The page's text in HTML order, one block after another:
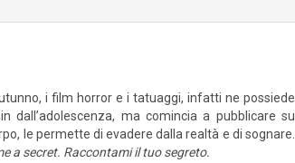
i film horror e i tatuaggi, infatti ne possiede
dall’adolescenza, ma comincia a pubblicare su
le permette di evadere dalla realtà e di sognare.
a secret. Raccontami il tuo segreto.